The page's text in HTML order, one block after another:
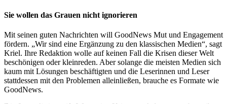
Sie wollen das Grauen nicht ignorieren
Mit seinen guten Nachrichten will GoodNews Mut und Engagement
fördern. „Wir sind eine Ergänzung zu den klassischen Medien“, sagt
Kriel. Ihre Redaktion wolle auf keinen Fall die Krisen dieser Welt
beschönigen oder kleinreden. Aber solange die meisten Medien sich
kaum mit Lösungen beschäftigten und die Leserinnen und Leser
stattdessen mit den Problemen alleinließen, brauche es Formate wie
GoodNews.